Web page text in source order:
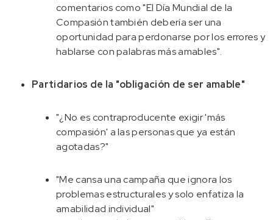
comentarios como "El Día Mundial de la
Compasión también debería ser una
oportunidad para perdonarse por los errores y
hablarse con palabras más amables".
Partidarios de la "obligación de ser amable"
"¿No es contraproducente exigir 'más
compasión' a las personas que ya están
agotadas?"
"Me cansa una campaña que ignora los
problemas estructurales y solo enfatiza la
amabilidad individual"